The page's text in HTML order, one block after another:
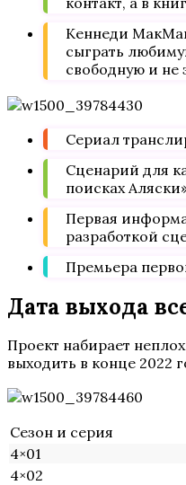
Кеннеди
сыграть
свободную и
Сериал
Сценарий для
поисках
Первая
разработкой
Премьера
Дата выхода
Проект набирает
выходить в конце 2022
Сезон и серия
4×01
4×02